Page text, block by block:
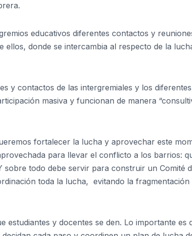
educativos diferentes contactos y
donde se intercambia al respecto de la
y contactos de las intergremiales y los diferentes
masiva y funcionan de manera
fortalecer la lucha y aprovechar este
para llevar el conflicto a los barrios:
todo debe servir para construir un Comité
toda la lucha, evitando la
estudiantes y docentes se den. Lo importante es